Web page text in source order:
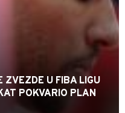
ZVEZDE U FIBA LIGU
POKVARIO PLAN